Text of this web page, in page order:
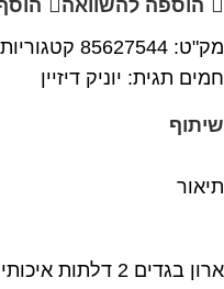
הוספה להשוואה
מק"ט: 85627544
חמים תגית: יוניק דיזיין
שיתוף
תיאור
ארון בגדים 2